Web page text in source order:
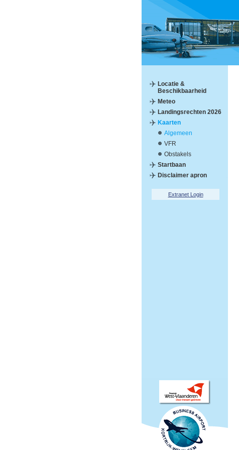
Locatie &
Beschikbaarheid
Meteo
Landingsrechten 2026
Kaarten
Algemeen
VFR
Obstakels
Startbaan
Disclaimer apron
Extranet Login